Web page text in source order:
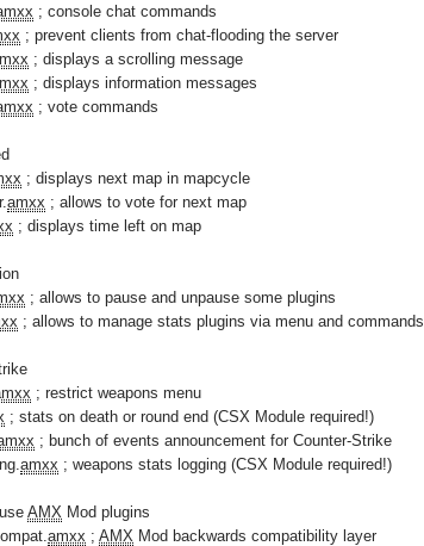
; console chat commands
; prevent clients from chat-flooding the server
; displays a scrolling message
; displays information messages
; vote commands
; displays next map in mapcycle
amxx ; allows to vote for next map
; displays time left on map
; allows to pause and unpause some plugins
; allows to manage stats plugins via menu and commands
; restrict weapons menu
; stats on death or round end (CSX Module required!)
; bunch of events announcement for Counter-Strike
amxx ; weapons stats logging (CSX Module required!)
AMX Mod plugins
amxx ;AMX Mod backwards compatibility layer